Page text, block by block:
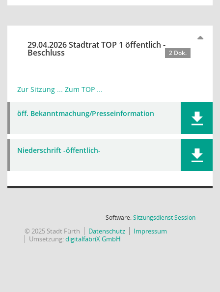
29.04.2026 Stadtrat TOP 1 öffentlich -
Beschluss 2 Dok.
Zur Sitzung ... Zum TOP ...
öff. Bekanntmachung/Presseinformation
Niederschrift -öffentlich-
Software:SitzungsdienstSession(Wird in
© 2025 Stadt Fürth Datenschutz
Impressum
Umsetzung:digitalfabriX GmbH